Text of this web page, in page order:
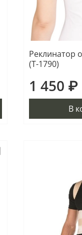
Реклинатор
(Т-1790)
1 450 ₽
В